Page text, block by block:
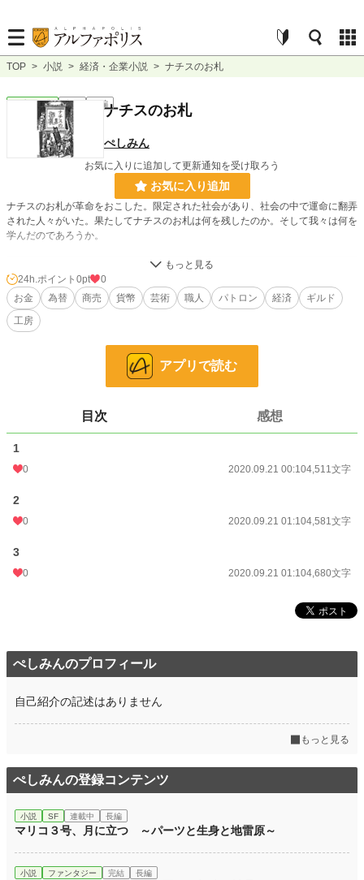
TOP > 小説 > 経済・企業小説 > ナチスのお札
経済・企業 完結 短編ナチスのお札
ぺしみん
お気に入りに追加して更新通知を受け取ろう
お気に入り追加
ナチスのお札が革命をおこした。限定された社会があり、社会の中で運命に翻弄
された人々がいた。果たしてナチスのお札は何を残したのか。そして我々は何を
学んだのであろうか。
228,850 位 / 228,850 件
経済・企業 437 位 / 437 件
お気に入り
2020.09.21 01:10
初回完結日時
週間ポイント
月間ポイント
年間ポイント
24h.ポイント 0pt
0
お金
為替 商売 貨幣 芸術 職人 パトロン 経済
ギルド
工房
アプリで読む
目次 感想
1
0 2020.09.21 00:104,511文字
2
0 2020.09.21 01:104,581文字
3
0 2020.09.21 01:104,680文字
ぺしみんのプロフィール
自己紹介の記述はありません
もっと見る
ぺしみんの登録コンテンツ
小説 SF 連載中 長編
マリコ３号、月に立つ ～パーツと生身と地雷原～
小説 ファンタジー 完結 長編